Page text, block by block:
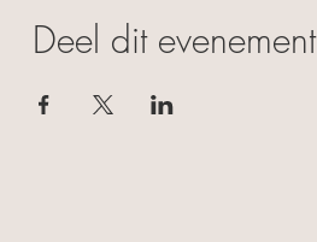
Deel dit evenement